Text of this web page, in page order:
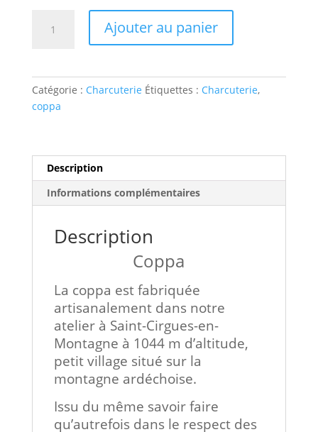
Ajouter au panier
Catégorie : Charcuterie Étiquettes : Charcuterie,
coppa
Description
Informations complémentaires
Description
Coppa
La coppa est fabriquée
artisanalement dans notre
atelier à Saint-Cirgues-en-
Montagne à 1044 m d’altitude,
petit village situé sur la
montagne ardéchoise.
Issu du même savoir faire
qu’autrefois dans le respect des